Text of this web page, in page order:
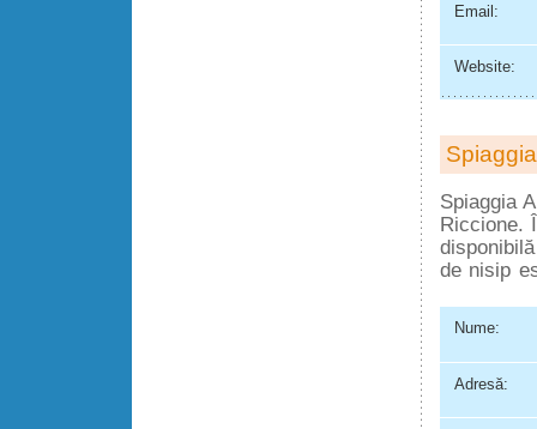
Email:
Website:
Spiaggia
Riccione.
de nisip
Nume:
Adresă: